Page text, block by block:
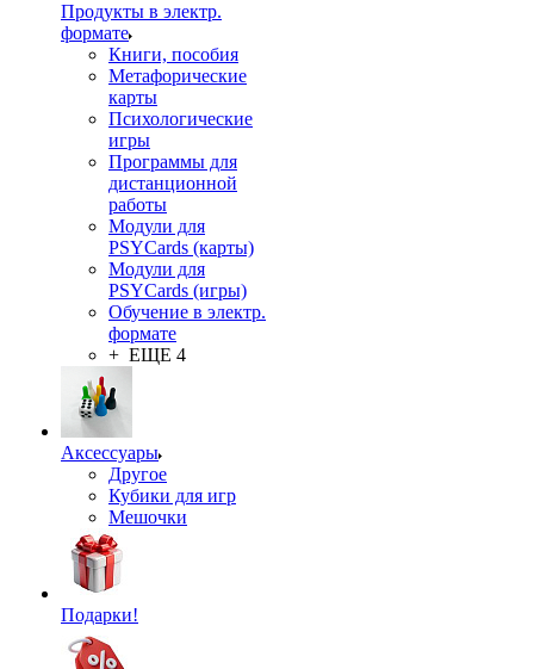
Продукты в электр.
формате
Книги, пособия
Метафорические
карты
Психологические
игры
Программы для
дистанционной
работы
Модули для
PSYCards (карты)
Модули для
PSYCards (игры)
Обучение в электр.
формате
+ ЕЩЕ 4
Аксессуары
Другое
Кубики для игр
Мешочки
Подарки!